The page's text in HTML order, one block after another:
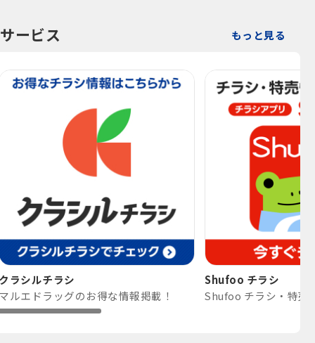
サービス もっと見る
ラシルチラシ
ルエドラッグのお得な情報掲載！
Shufoo チラシ
Shufoo チラシ・特売